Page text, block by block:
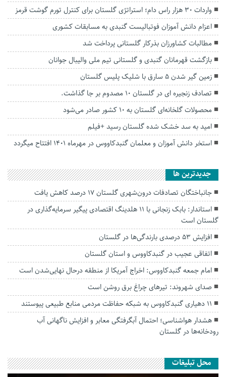
واردات ۳۰ هزار راس دام؛ استراتژی گلستان برای کنترل تورم گوشت قرمز
اعزام دانش آموزان فوتبالیست گنبدی به مسابقات کشوری
مطالبات کشاورزان بذرکار گلستانی پرداخت شد
بازگشت قهرمانان گنبدی و گلستانی تیم ملی والیبال جوانان
زمین گیر شدن ۵ سارق با شلیک پلیس گلستان
تصادف زنجیره ای در گلستان ۱۰ مصدوم بر جا گذاشت.
محصولات گلخانه‌ای گلستان به ۱۰ کشور صادر می‌شود
امید به سد خشک شده گلستان رسید +فیلم
استخر دانش آموزان و معلمان گنبدکاووس در مهرماه 1401 افتتاح میگردد
جديدترين ها
جانباختگان تصادفات درون‌شهری گلستان ۱۷ درصد کاهش یافت
استاندار: بابک زنجانی با ۱۱ هلدینگ اقتصادی پیگیر سرمایه‌گذاری در
گلستان است
افزایش ۵۳ درصدی بارندگی‌ها در گلستان
اتفاقی عجیب در‌ گنبدکاووس و استان گلستان
امام جمعه گنبدکاووس: اخراج آمریکا از منطقه درحال نهایی‌شدن است
صدای شهروند: تیرهای چراغ برق روشن است
۱۱ دهیاری گنبدکاووس به شبکه حفاظت مردمی منابع طبیعی پیوستند
هشدار هواشناسی؛ احتمال آبگرفتگی معابر و افزایش ناگهانی آب
رودخانه‌ها در گلستان
محل تبلیغات